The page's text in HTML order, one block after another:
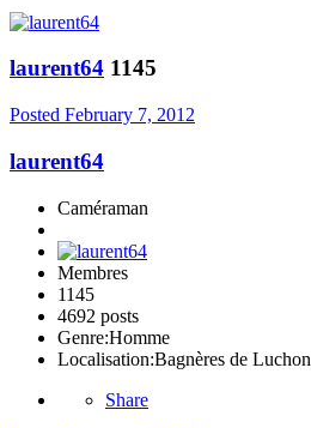
laurent64 1145
Posted February 7, 2012
laurent64
Caméraman
Membres
1145
4692 posts
Genre:Homme
Localisation:Bagnères de Luchon
Share